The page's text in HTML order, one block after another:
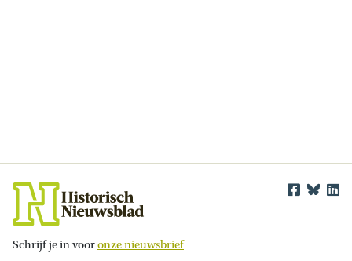
Schrijf je in vooronze nieuwsbrief